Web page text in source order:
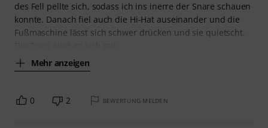
des Fell pellte sich, sodass ich ins inerre der Snare schauen
konnte. Danach fiel auch die Hi-Hat auseinander und die
Fußmaschine lässt sich schwer drücken und sie quietscht.
Mehr anzeigen
0 2 BEWERTUNG MELDEN